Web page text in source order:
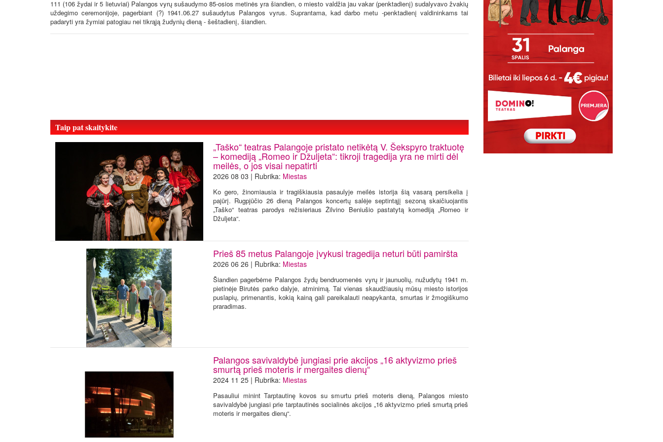
111 (106 žydai ir 5 lietuviai) Palangos vyrų sušaudymo 85-osios metinės yra šiandien, o miesto valdžia jau vakar (penktadienį) sudalyvavo žvakių
uždegimo ceremonijoje, pagerbiant (?) 1941.06.27 sušaudytus Palangos vyrus. Suprantama, kad darbo metu -penktadienį valdininkams tai
padaryti yra žymiai patogiau nei tikrąją žudynių dieną - šeštadienį, šiandien.
Taip pat skaitykite
„Taško“ teatras Palangoje pristato netikėtą V. Šekspyro traktuotę
– komediją „Romeo ir Džuljeta“: tikroji tragedija yra ne mirti dėl
meilės, o jos visai nepatirti
2026 08 03 | Rubrika: Miestas
Ko gero, žinomiausia ir tragiškiausia pasaulyje meilės istorija šią vasarą persikelia į
pajūrį. Rugpjūčio 26 dieną Palangos koncertų salėje septintąjį sezoną skaičiuojantis
„Taško“ teatras parodys režisieriaus Žilvino Beniušio pastatytą komediją „Romeo ir
Džuljeta“.
Prieš 85 metus Palangoje įvykusi tragedija neturi būti pamiršta
2026 06 26 | Rubrika: Miestas
Šiandien pagerbėme Palangos žydų bendruomenės vyrų ir jaunuolių, nužudytų 1941 m.
pietinėje Birutės parko dalyje, atminimą. Tai vienas skaudžiausių mūsų miesto istorijos
puslapių, primenantis, kokią kainą gali pareikalauti neapykanta, smurtas ir žmogiškumo
praradimas.
Palangos savivaldybė jungiasi prie akcijos „16 aktyvizmo prieš
smurtą prieš moteris ir mergaites dienų“
2024 11 25 | Rubrika: Miestas
Pasauliui minint Tarptautinę kovos su smurtu prieš moteris dieną, Palangos miesto
savivaldybė jungiasi prie tarptautinės socialinės akcijos „16 aktyvizmo prieš smurtą prieš
moteris ir mergaites dienų“.